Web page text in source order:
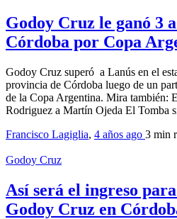
Godoy Cruz le ganó 3
Córdoba por Copa
Godoy Cruz superó a Lanús en el
provincia de Córdoba luego de un
de la Copa Argentina. Mira también:
Rodriguez a Martín Ojeda El Tomba
Francisco Lagiglia, 4 años ago 3 min
Godoy Cruz
Así será el ingreso
Godoy Cruz en